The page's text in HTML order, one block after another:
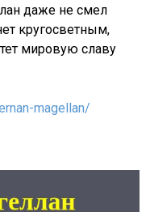
даже не смел
кругосветным,
мировую славу
magellan/